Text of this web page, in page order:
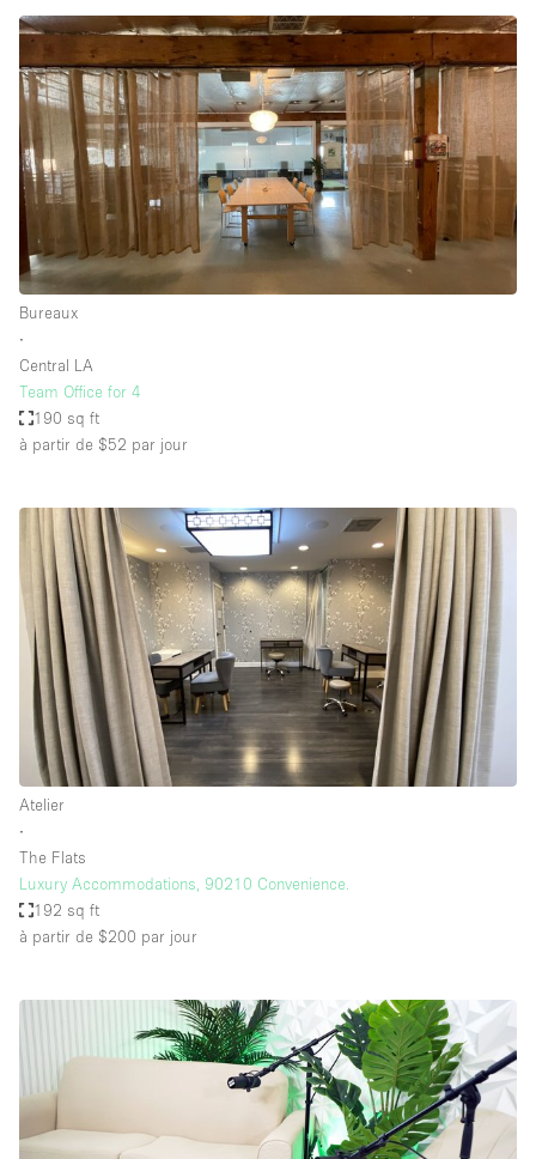
Bureaux
∙
Central LA
Team Office for 4
190 sq ft
à partir de $52 par jour
Atelier
∙
The Flats
Luxury Accommodations, 90210 Convenience.
192 sq ft
à partir de $200 par jour